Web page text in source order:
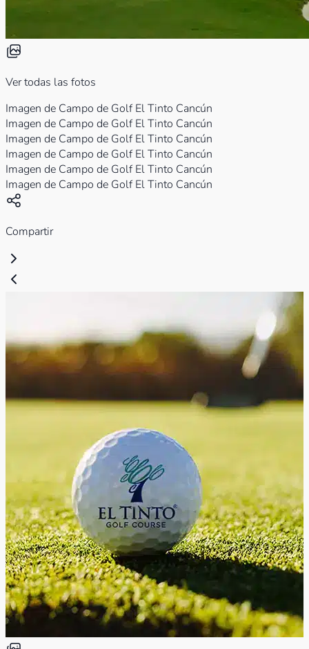
Ver todas las fotos
Imagen de Campo de Golf El Tinto Cancún
Imagen de Campo de Golf El Tinto Cancún
Imagen de Campo de Golf El Tinto Cancún
Imagen de Campo de Golf El Tinto Cancún
Imagen de Campo de Golf El Tinto Cancún
Imagen de Campo de Golf El Tinto Cancún
Compartir